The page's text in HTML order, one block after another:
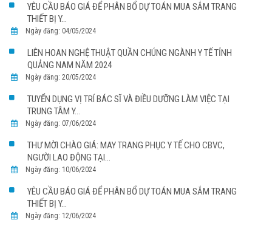
YÊU CẦU BÁO GIÁ ĐỂ PHÂN BỔ DỰ TOÁN MUA SẮM TRANG
THIẾT BỊ Y...
Ngày đăng: 04/05/2024
LIÊN HOAN NGHỆ THUẬT QUẦN CHÚNG NGÀNH Y TẾ TỈNH
QUẢNG NAM NĂM 2024
Ngày đăng: 20/05/2024
TUYỂN DỤNG VỊ TRÍ BÁC SĨ VÀ ĐIỀU DƯỠNG LÀM VIỆC TẠI
TRUNG TÂM Y...
Ngày đăng: 07/06/2024
THƯ MỜI CHÀO GIÁ: MAY TRANG PHỤC Y TẾ CHO CBVC,
NGƯỜI LAO ĐỘNG TẠI...
Ngày đăng: 10/06/2024
YÊU CẦU BÁO GIÁ ĐỂ PHÂN BỔ DỰ TOÁN MUA SẮM TRANG
THIẾT BỊ Y...
Ngày đăng: 12/06/2024